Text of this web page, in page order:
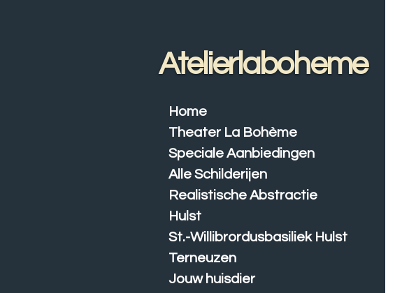
Atelierlaboheme
Home
Theater La Bohème
Speciale Aanbiedingen
Alle Schilderijen
Realistische Abstractie
Hulst
St.-Willibrordusbasiliek Hulst
Terneuzen
Jouw huisdier